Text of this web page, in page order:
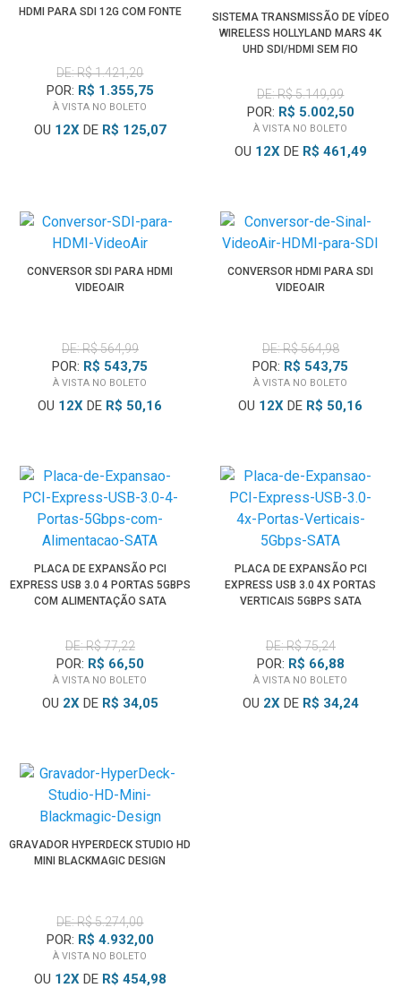
HDMI PARA SDI 12G COM FONTE
DE: R$ 1.421,20
POR: R$ 1.355,75
À VISTA NO BOLETO
OU 12XDE R$ 125,07
SISTEMA TRANSMISSÃO DE VÍDEO
WIRELESS HOLLYLAND MARS 4K
UHD SDI/HDMI SEM FIO
DE: R$ 5.149,99
POR: R$ 5.002,50
À VISTA NO BOLETO
OU 12XDE R$ 461,49
CONVERSOR SDI PARA HDMI
VIDEOAIR
DE: R$ 564,99
POR: R$ 543,75
À VISTA NO BOLETO
OU 12X DE R$ 50,16
CONVERSOR HDMI PARA SDI
VIDEOAIR
DE: R$ 564,98
POR: R$ 543,75
À VISTA NO BOLETO
OU 12X DE R$ 50,16
PLACA DE EXPANSÃO PCI
EXPRESS USB 3.0 4 PORTAS 5GBPS
COM ALIMENTAÇÃO SATA
DE: R$ 77,22
POR: R$ 66,50
À VISTA NO BOLETO
OU 2XDE R$ 34,05
PLACA DE EXPANSÃO PCI
EXPRESS USB 3.0 4X PORTAS
VERTICAIS 5GBPS SATA
DE: R$ 75,24
POR: R$ 66,88
À VISTA NO BOLETO
OU 2XDE R$ 34,24
GRAVADOR HYPERDECK STUDIO HD
MINI BLACKMAGIC DESIGN
DE: R$ 5.274,00
POR: R$ 4.932,00
À VISTA NO BOLETO
OU 12XDE R$ 454,98